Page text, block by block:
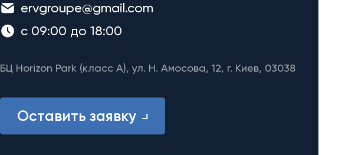
ervgroupe@gmail.com
с 09:00 до 18:00
БЦ Horizon Park (класс A), ул. Н. Амосова, 12, г. Киев, 03038
Оставить заявку